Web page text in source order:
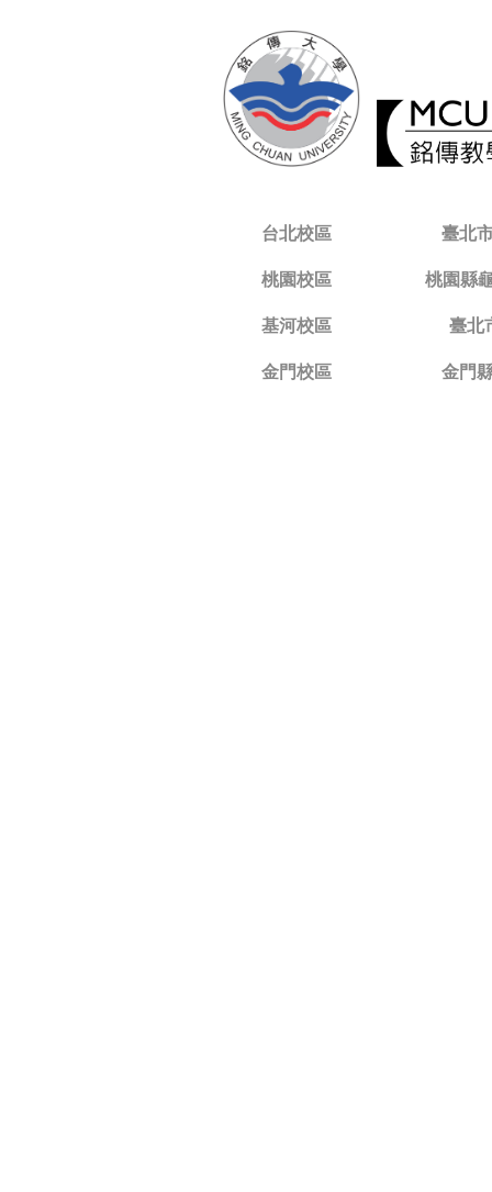
台北校區 臺北
桃園校區 桃園縣
基河校區 臺北
金門校區 金門